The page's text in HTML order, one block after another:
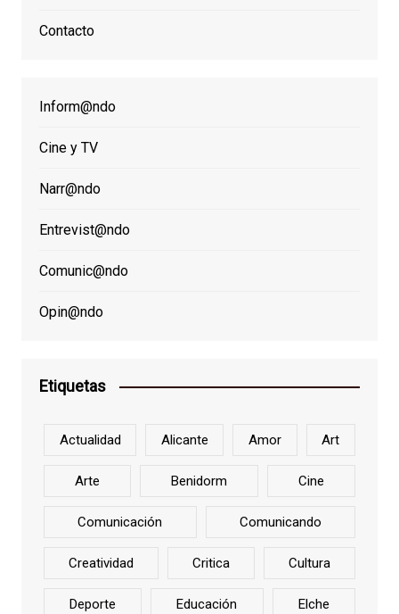
Contacto
Inform@ndo
Cine y TV
Narr@ndo
Entrevist@ndo
Comunic@ndo
Opin@ndo
Etiquetas
Actualidad Alicante Amor Art
Arte Benidorm Cine
Comunicación Comunicando
Creatividad Critica Cultura
Deporte Educación Elche